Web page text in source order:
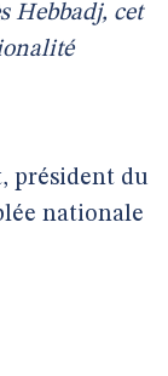
Hebbadj, cet
président du
nationale